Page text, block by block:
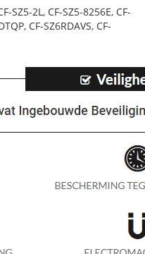
SZ5-2L, CF-SZ5-8256E, CF-
CF-SZ6RDAVS, CF-